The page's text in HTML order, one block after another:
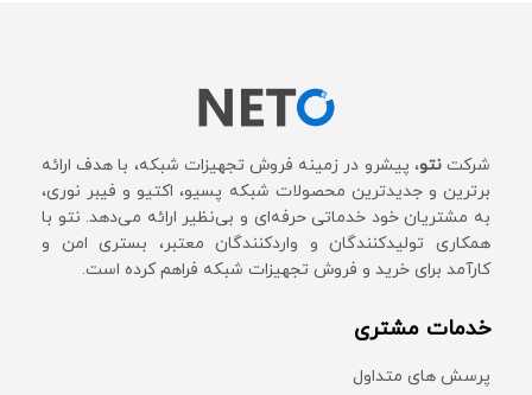
قطر: 81 سانتی متر
فرکانس :4800 – 6200 MHz
قطر: 81 سانتی متر
شرکتنتو، پیشرو در زمینه فروش تجهیزات شبکه، با هدف ارائه
برترین و جدیدترین محصولات شبکه پسیو، اکتیو و فیبر نوری،
به مشتریان خود خدماتی حرفه‌ای و بی‌نظیر ارائه می‌دهد. نتو با
همکاری تولیدکنندگان و واردکنندگان معتبر، بستری امن و
کارآمد برای خرید و فروش تجهیزات شبکه فراهم کرده است.
خدمات مشتری
پرسش های متداول